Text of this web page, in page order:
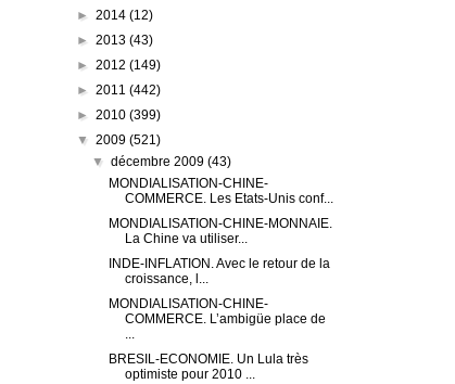
► 2014 (12)
► 2013 (43)
► 2012 (149)
► 2011 (442)
► 2010 (399)
▼ 2009 (521)
▼décembre 2009(43)
MONDIALISATION-CHINE-
COMMERCE. Les Etats-Unis conf...
MONDIALISATION-CHINE-MONNAIE.
La Chine va utiliser...
INDE-INFLATION. Avec le retour de la
croissance, l...
MONDIALISATION-CHINE-
COMMERCE. L’ambigüe place de
...
BRESIL-ECONOMIE. Un Lula très
optimiste pour 2010 ...